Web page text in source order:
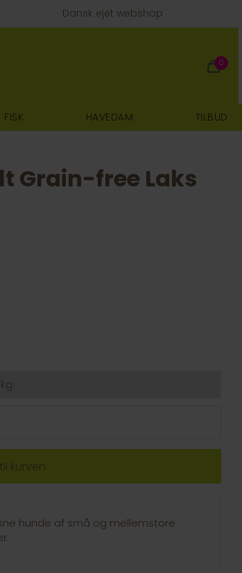
Dansk ejet webshop
0
FISK HAVEDAM TILBUD
Grain-free Laks
hunde af små og mellemstore